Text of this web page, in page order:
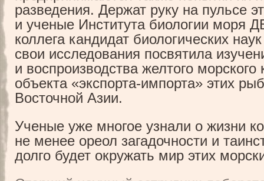
разведения. Держат руку на пульсе
и ученые Института биологии моря
коллега кандидат биологических
свои исследования посвятила
и воспроизводства желтого морского
объекта «экспорта-импорта» этих
Восточной Азии.
Ученые уже многое узнали о жизни
не менее ореол загадочности и
долго будет окружать мир этих